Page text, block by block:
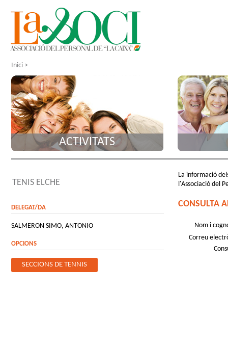
Inici >
ACTIVITATS
TENIS ELCHE
DELEGAT/DA
SALMERON SIMO, ANTONIO
OPCIONS
SECCIONS DE TENNIS
La informació
l'Associació del
CONSULTA
Nom i
Correu